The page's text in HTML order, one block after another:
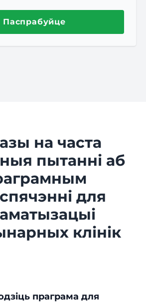
Паспрабуйце
на часта
пытанні аб
для
клінік
праграма для